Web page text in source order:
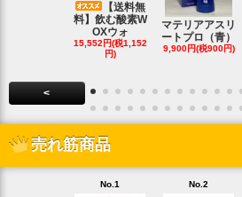
【送料無
料】飲む酸素W
OXウォ
15,552円(税1,152
円)
マテリアアスリ
ートプロ（青）
9,900円(税900円)
<
売れ筋商品
No.1 No.2